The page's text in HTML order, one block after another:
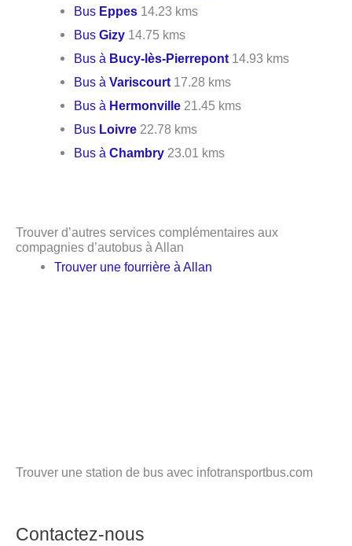
Bus Eppes 14.23 kms
BusGizy 14.75 kms
Bus à Bucy-lès-Pierrepont 14.93 kms
Bus àVariscourt 17.28 kms
Bus à Hermonville 21.45 kms
Bus Loivre 22.78 kms
Bus àChambry 23.01 kms
Trouver d’autres services complémentaires aux
compagnies d’autobus à Allan
Trouver une fourrière à Allan
Trouver une station de bus avec infotransportbus.com
Contactez-nous